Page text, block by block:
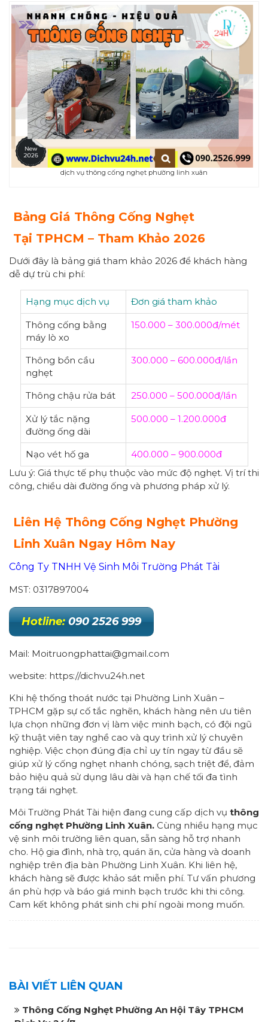
dịch vụ thông cống nghẹt phường linh xuân
Bảng Giá Thông Cống Nghẹt
Tại TPHCM – Tham Khảo 2026
Dưới đây là bảng giá tham khảo 2026 để khách hàng
dễ dự trù chi phí:
Hạng mục dịch vụ Đơn giá tham khảo
Thông cống bằng
máy lò xo
150.000 – 300.000đ/mét
Thông bồn cầu
nghẹt
300.000 – 600.000đ/lần
Thông chậu rửa bát 250.000 – 500.000đ/lần
Xử lý tắc nặng
đường ống dài
500.000 – 1.200.000đ
Nạo vét hố ga
400.000 – 900.000đ
Lưu ý: Giá thực tế phụ thuộc vào mức độ nghẹt. Vị trí thi
công, chiều dài đường ống và phương pháp xử lý.
Liên Hệ Thông Cống Nghẹt Phường
Linh Xuân Ngay Hôm Nay
Công Ty TNHH Vệ Sinh Môi Trường Phát Tài
MST: 0317897004
Hotline: 090 2526 999
Mail: Moitruongphattai@gmail.com
website: https://dichvu24h.net
Khi hệ thống thoát nước tại Phường Linh Xuân –
TPHCM gặp sự cố tắc nghẽn, khách hàng nên ưu tiên
lựa chọn những đơn vị làm việc minh bạch, có đội ngũ
kỹ thuật viên tay nghề cao và quy trình xử lý chuyên
nghiệp. Việc chọn đúng địa chỉ uy tín ngay từ đầu sẽ
giúp xử lý cống nghẹt nhanh chóng, sạch triệt để, đảm
bảo hiệu quả sử dụng lâu dài và hạn chế tối đa tình
trạng tái nghẹt.
Môi Trường Phát Tài hiện đang cung cấp dịch vụ thông
cống nghẹt Phường Linh Xuân. Cùng nhiều hạng mục
vệ sinh môi trường liên quan, sẵn sàng hỗ trợ nhanh
cho. Hộ gia đình, nhà trọ, quán ăn, cửa hàng và doanh
nghiệp trên địa bàn Phường Linh Xuân. Khi liên hệ,
khách hàng sẽ được khảo sát miễn phí. Tư vấn phương
án phù hợp và báo giá minh bạch trước khi thi công.
Cam kết không phát sinh chi phí ngoài mong muốn.
BÀI VIẾT LIÊN QUAN
Thông Cống Nghẹt Phường An Hội Tây TPHCM